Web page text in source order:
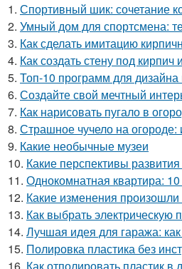
1. Спортивный шик: сочетание
2. Умный дом для спортсмена:
3. Как сделать имитацию
4. Как создать стену под
5. Топ-10 программ для
6. Создайте свой мечтный
7. Как нарисовать пугало в
8. Страшное чучело на огороде:
9. Какие необычные музеи
10. Какие перспективы
11. Однокомнатная квартира:
12. Какие изменения
13. Как выбрать электрическую
14. Лучшая идея для гаража:
15. Полировка пластика без